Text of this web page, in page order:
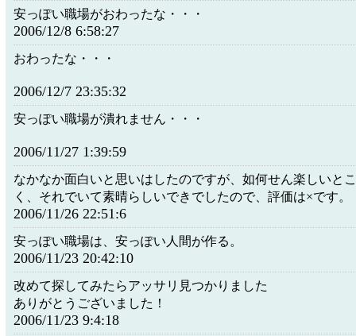
安っぽい職場がおわったな・・・
2006/12/8 6:58:27
おわったな・・・
2006/12/7 23:35:32
安っぽい職場が潰れません・・・
2006/11/27 1:39:59
なかなか面白いと思いはしたのですが、如何せん楽しいと
く、それでいて素晴らしいできでしたので、評価は×です。
2006/11/26 22:51:6
安っぽい職場は、安っぽい人間が作る。
2006/11/23 20:42:10
改めて探してみたらアッサリ見つかりました
ありがとうございました！
2006/11/23 9:4:18